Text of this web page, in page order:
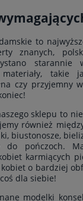
to
znanych,
starannie
materiały, takie
czy przyjemny
sklepu to
również
biustonosze,
do pończoch.
karmiących
o bardziej
dla siebie!
modelki